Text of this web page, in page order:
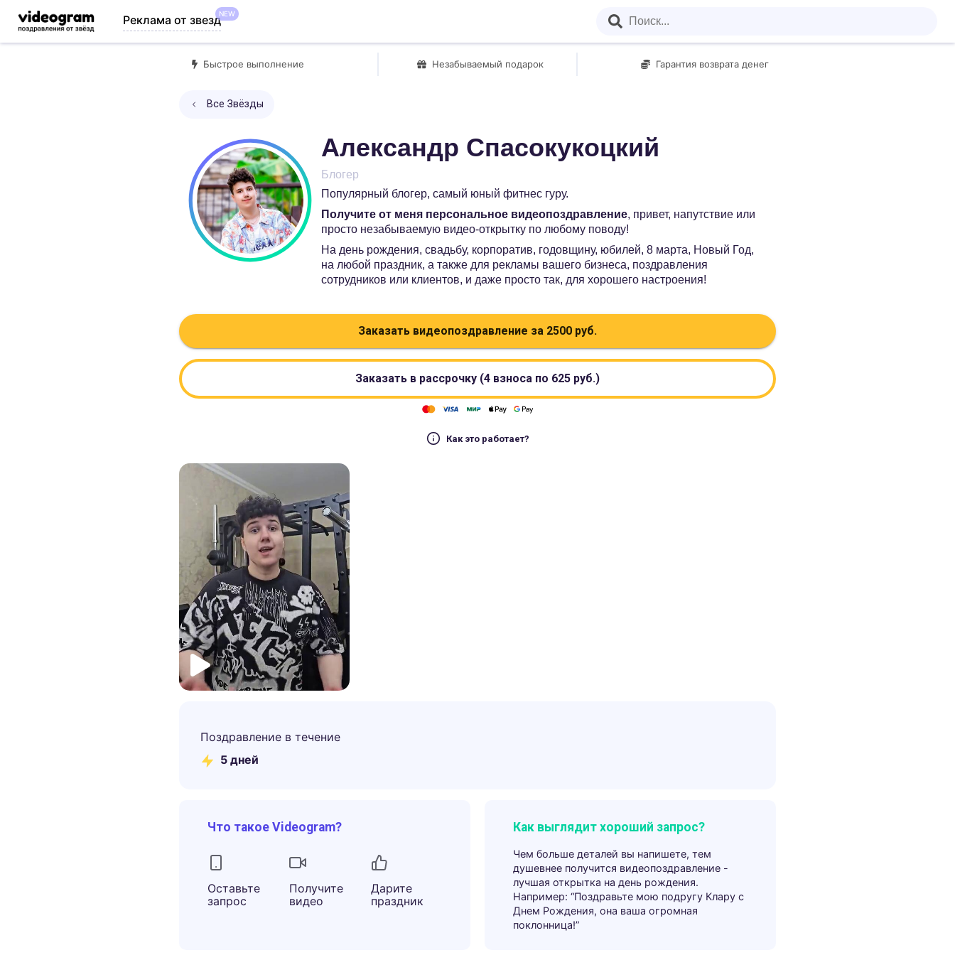
Реклама от звездNEW
Быстрое выполнение Незабываемый подарок Гарантия возврата денег
Все Звёзды
Александр Спасокукоцкий
Блогер
Популярный блогер, самый юный фитнес гуру.
Получите от меня персональное видеопоздравление, привет, напутствие или
просто незабываемую видео-открытку по любому поводу!
На день рождения, свадьбу, корпоратив, годовщину, юбилей, 8 марта, Новый Год,
на любой праздник, а также для рекламы вашего бизнеса, поздравления
сотрудников или клиентов, и даже просто так, для хорошего настроения!
Заказать видеопоздравление за 2500 руб.
Заказать в рассрочку (4 взноса по 625 руб.)
Как это работает?
Поздравление в течение
5 дней
Что такое Videogram?
Оставьте
запрос
Получите
видео
Дарите
праздник
Как выглядит хороший запрос?
Чем больше деталей вы напишете, тем
душевнее получится видеопоздравление -
лучшая открытка на день рождения.
Например: “Поздравьте мою подругу Клару с
Днем Рождения, она ваша огромная
поклонница!”